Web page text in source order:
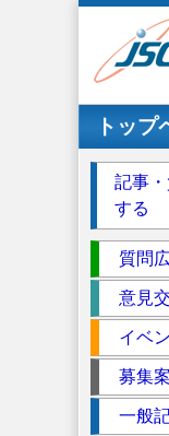
メイン
トップ
記事
する
ク
シ
質問
意見
イベ
募集
一般